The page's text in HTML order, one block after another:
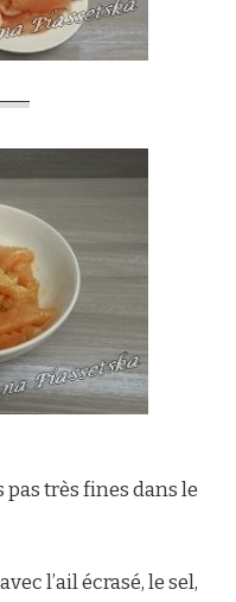
très fines dans le
l’ail écrasé, le sel,